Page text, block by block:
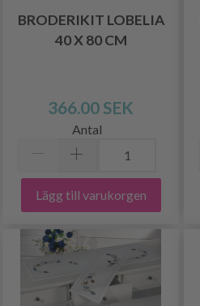
BRODERIKIT LOBELIA
40 X 80 CM
366.00 SEK
Antal
Lägg till varukorgen